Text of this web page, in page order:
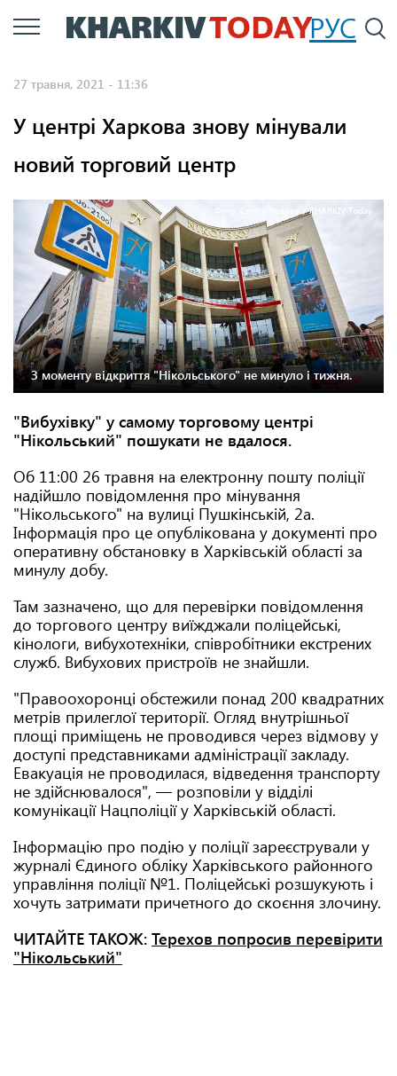
Перейти
до
РУС
27 травня, 2021 - 11:36
У центрі Харкова знову мінували
новий торговий центр
Фото: Сергій Козлов / KHARKIV Today
З моменту відкриття "Нікольського" не минуло і тижня.
"Вибухівку" у самому торговому центрі
"Нікольський" пошукати не вдалося.
Об 11:00 26 травня на електронну пошту поліції
надійшло повідомлення про мінування
"Нікольського" на вулиці Пушкінській, 2а.
Інформація про це опублікована у документі про
оперативну обстановку в Харківській області за
минулу добу.
Там зазначено, що для перевірки повідомлення
до торгового центру виїжджали поліцейські,
кінологи, вибухотехніки, співробітники екстрених
служб. Вибухових пристроїв не знайшли.
"Правоохоронці обстежили понад 200 квадратних
метрів прилеглої території. Огляд внутрішньої
площі приміщень не проводився через відмову у
доступі представниками адміністрації закладу.
Евакуація не проводилася, відведення транспорту
не здійснювалося", — розповіли у відділі
комунікації Нацполіції у Харківській області.
Інформацію про подію у поліції зареєстрували у
журналі Єдиного обліку Харківського районного
управління поліції №1. Поліцейські розшукують і
хочуть затримати причетного до скоєння злочину.
ЧИТАЙТЕ ТАКОЖ: Терехов попросив перевірити
"Нікольський"